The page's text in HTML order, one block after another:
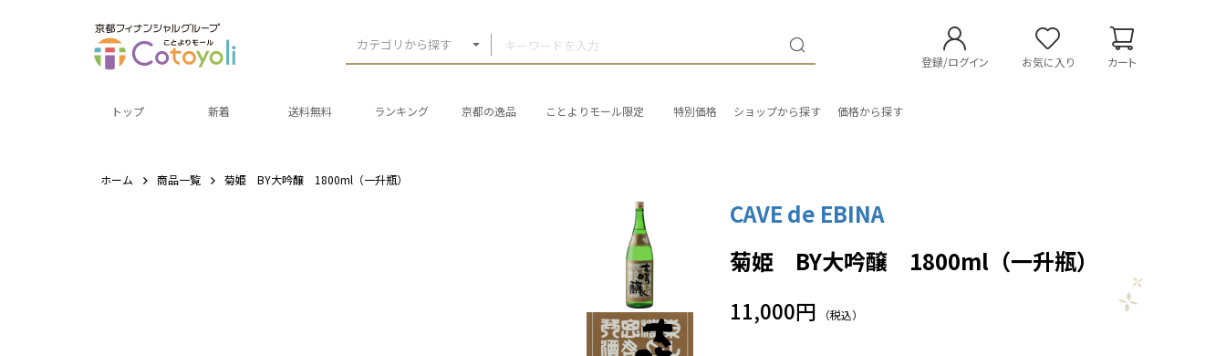
カテゴリから探す
登録/ログイン お気に入り カート
トップ 新着 送料無料 ランキング 京都の逸品 ことよりモール限定 特別価格 ショップから探す 価格から探す
ホーム 商品一覧 菊姫 BY大吟醸 1800ml（一升瓶）
CAVE de EBINA
菊姫 BY大吟醸 1800ml（一升瓶）
11,000円 （税込）